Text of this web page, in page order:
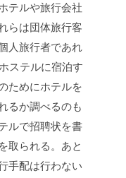
テルや旅行会社
らは団体旅行客
人旅行者であれ
ステルに宿泊す
ためにホテルを
るか調べるのも
ルで招聘状を書
取られる。あと
手配は行わない